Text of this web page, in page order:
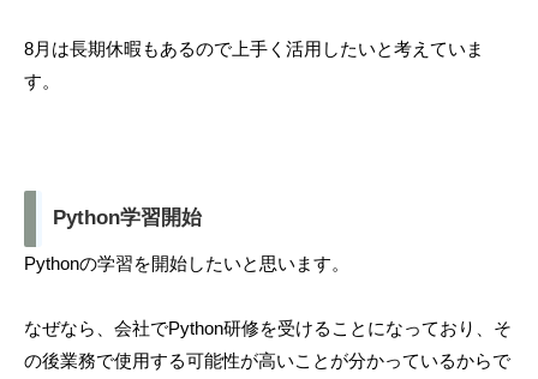
8月は長期休暇もあるので上手く活用したいと考えていま
す。
Python学習開始
Pythonの学習を開始したいと思います。
なぜなら、会社でPython研修を受けることになっており、そ
の後業務で使用する可能性が高いことが分かっているからで